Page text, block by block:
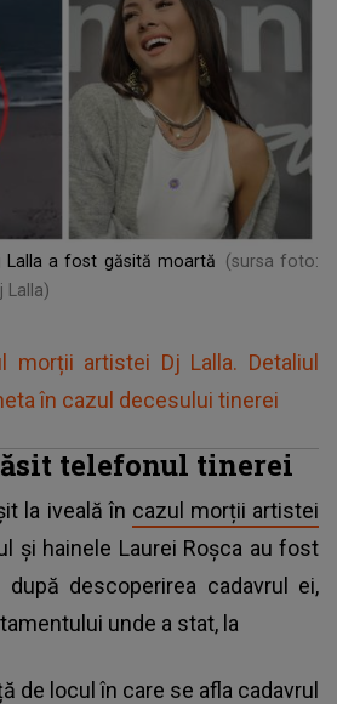
Lalla a fost găsită moartă
(sursa foto:
Lalla)
morții artistei Dj Lalla. Detaliul
în cazul decesului tinerei
telefonul tinerei
la iveală în cazul morții artistei
și hainele Laurei Roșca au fost
descoperirea cadavrul ei,
unde a stat, la
de locul în care se afla cadavrul